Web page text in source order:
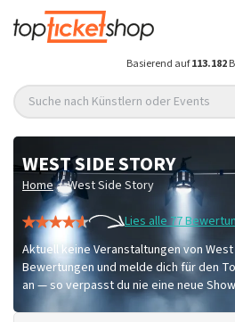
Basierend auf113.182
Suche nach Künstlern oder Events
WEST SIDE STORY
Home / West Side Story
Lies alle 77
Aktuell keine Veranstaltungen von
Bewertungen und melde dich für den
an — so verpasst du nie eine neue